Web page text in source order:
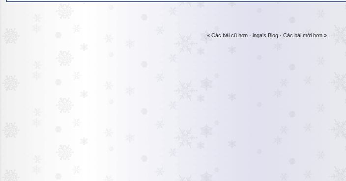
« Các bài cũ hơn · inga's Blog · Các bài mới hơn »